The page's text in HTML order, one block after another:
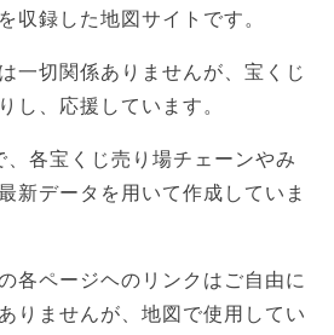
収録した地図サイトです。
一切関係ありませんが、宝くじ
し、応援しています。
各宝くじ売り場チェーンやみ
新データを用いて作成していま
各ページヘのリンクはご自由に
りませんが、地図で使用してい